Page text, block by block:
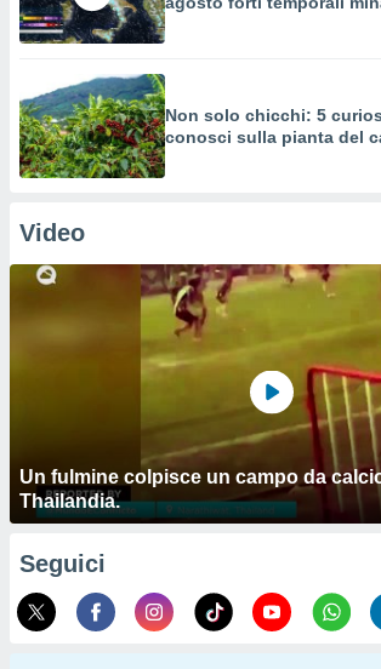
Non solo chicchi: 5
conosci sulla pianta del
Video
Un fulmine colpisce un campo da
Thailandia.
Seguici